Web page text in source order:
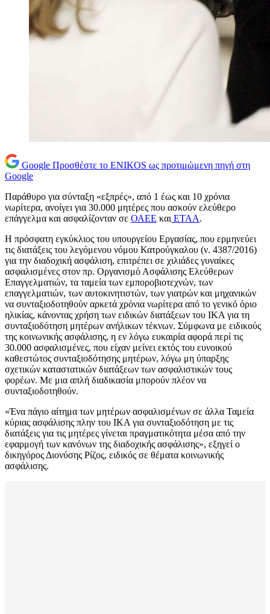
Google Προσθέστε το ENIKOS ως προτιμώμενη πηγή στη
Google
Παράθυρο για σύνταξη «εξπρές», από 1 έως και 10 χρόνια
νωρίτερα, ανοίγει για 30.000 μητέρες που ασκούν ελεύθερο
επάγγελμα και ασφαλίζονταν σε ΟΑΕΕ και ΕΤΑΑ.
Η πρόσφατη εγκύκλιος του υπουργείου Εργασίας, που ερμηνεύει
τις διατάξεις του λεγόμενου νόμου Κατρούγκαλου (ν. 4387/2016)
για την διαδοχική ασφάλιση, επιτρέπει σε χιλιάδες γυναίκες
ασφαλισμένες στον πρ. Οργανισμό Ασφάλισης Ελεύθερων
Επαγγελματιών, τα ταμεία των εμποροβιοτεχνών, των
επαγγελματιών, των αυτοκινητιστών, των γιατρών και μηχανικών
να συνταξιοδοτηθούν αρκετά χρόνια νωρίτερα από το γενικό όριο
ηλικίας, κάνοντας χρήση των ειδικών διατάξεων του ΙΚΑ για τη
συνταξιοδότηση μητέρων ανήλικων τέκνων. Σύμφωνα με ειδικούς
της κοινωνικής ασφάλισης, η εν λόγω ευκαιρία αφορά περί τις
30.000 ασφαλισμένες, που είχαν μείνει εκτός του ευνοικού
καθεστώτος συνταξιοδότησης μητέρων, λόγω μη ύπαρξης
σχετικών καταστατικών διατάξεων των ασφαλιστικών τους
φορέων. Με μια απλή διαδικασία μπορούν πλέον να
συνταξιοδοτηθούν.
«Ένα πάγιο αίτημα των μητέρων ασφαλισμένων σε άλλα Ταμεία
κύριας ασφάλισης πλην του ΙΚΑ για συνταξιοδότηση με τις
διατάξεις για τις μητέρες γίνεται πραγματικότητα μέσα από την
εφαρμογή των κανόνων της διαδοχικής ασφάλισης», εξηγεί ο
δικηγόρος Διονύσης Ρίζος, ειδικός σε θέματα κοινωνικής
ασφάλισης.